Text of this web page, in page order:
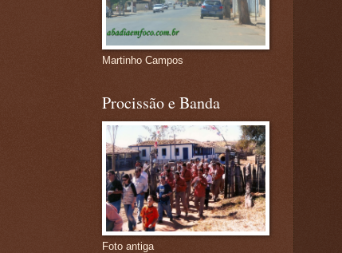
Martinho Campos
Procissão e Banda
Foto antiga